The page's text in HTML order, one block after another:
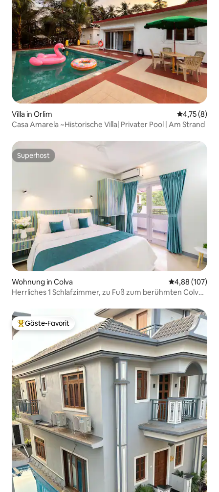
Villa in Orlim
4,75 (8)
Casa Amarela ~Historische Villa| Privater Pool | Am Strand
Superhost
Superhost
Wohnung in Colva
4,88 (107)
Herrliches 1 Schlafzimmer, zu Fuß zum berühmten Colva
Beliebter Gäste-Favorit.
Gäste-Favorit